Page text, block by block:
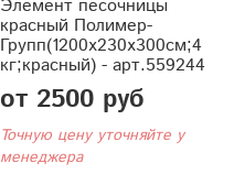
Элемент песочницы
красный Полимер-
Групп(1200x230x300см;4
кг;красный) - арт.559244
от 2500 руб
Точную цену уточняйте у
менеджера